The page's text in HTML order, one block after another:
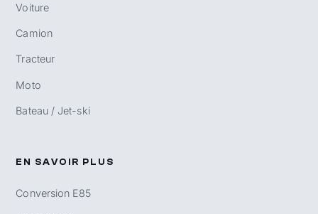
Voiture
Camion
Tracteur
Moto
Bateau / Jet-ski
EN SAVOIR PLUS
Conversion E85